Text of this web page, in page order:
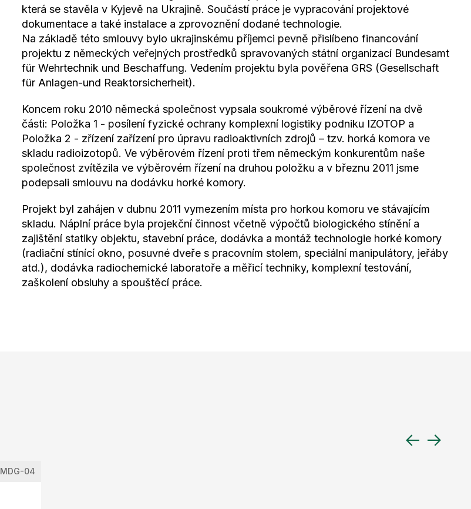
která se stavěla v Kyjevě na Ukrajině. Součástí práce je vypracování projektové
dokumentace a také instalace a zprovoznění dodané technologie.
Na základě této smlouvy bylo ukrajinskému příjemci pevně přislíbeno financování
projektu z německých veřejných prostředků spravovaných státní organizací Bundesamt
für Wehrtechnik und Beschaffung. Vedením projektu byla pověřena GRS (Gesellschaft
für Anlagen-und Reaktorsicherheit).
Koncem roku 2010 německá společnost vypsala soukromé výběrové řízení na dvě
části: Položka 1 - posílení fyzické ochrany komplexní logistiky podniku IZOTOP a
Položka 2 - zřízení zařízení pro úpravu radioaktivních zdrojů – tzv. horká komora ve
skladu radioizotopů. Ve výběrovém řízení proti třem německým konkurentům naše
společnost zvítězila ve výběrovém řízení na druhou položku a v březnu 2011 jsme
podepsali smlouvu na dodávku horké komory.
Projekt byl zahájen v dubnu 2011 vymezením místa pro horkou komoru ve stávajícím
skladu. Náplní práce byla projekční činnost včetně výpočtů biologického stínění a
zajištění statiky objektu, stavební práce, dodávka a montáž technologie horké komory
(radiační stínící okno, posuvné dveře s pracovním stolem, speciální manipulátory, jeřáby
atd.), dodávka radiochemické laboratoře a měřicí techniky, komplexní testování,
zaškolení obsluhy a spouštěcí práce.
MDG-04